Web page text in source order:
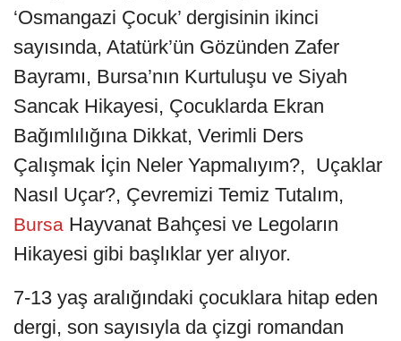
‘Osmangazi Çocuk’ dergisinin ikinci
sayısında, Atatürk’ün Gözünden Zafer
Bayramı, Bursa’nın Kurtuluşu ve Siyah
Sancak Hikayesi, Çocuklarda Ekran
Bağımlılığına Dikkat, Verimli Ders
Çalışmak İçin Neler Yapmalıyım?, Uçaklar
Nasıl Uçar?, Çevremizi Temiz Tutalım,
Bursa Hayvanat Bahçesi ve Legoların
Hikayesi gibi başlıklar yer alıyor.
7-13 yaş aralığındaki çocuklara hitap eden
dergi, son sayısıyla da çizgi romandan